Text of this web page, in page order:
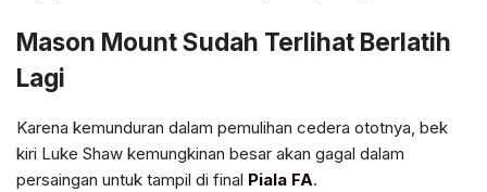
Mason Mount Sudah Terlihat Berlatih
Lagi
Karena kemunduran dalam pemulihan cedera ototnya, bek
kiri Luke Shaw kemungkinan besar akan gagal dalam
persaingan untuk tampil di final Piala FA.